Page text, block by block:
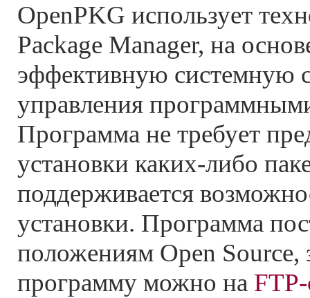
OpenPKG использует
Package Manager, на
эффективную системную
управления
Программа не требует
установки каких-либо
поддерживается
установки. Программа
положениям Open Source,
программу можно на